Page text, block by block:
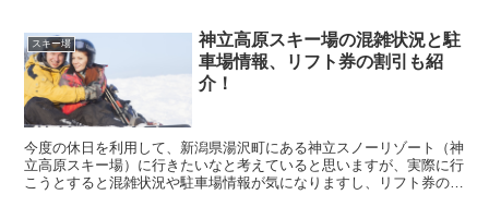
スキー場
神立高原スキー場の混雑状況と駐
車場情報、リフト券の割引も紹
介！
今度の休日を利用して、新潟県湯沢町にある神立スノーリゾート（神
立高原スキー場）に行きたいなと考えていると思いますが、実際に行
こうとすると混雑状況や駐車場情報が気になりますし、リフト券の料